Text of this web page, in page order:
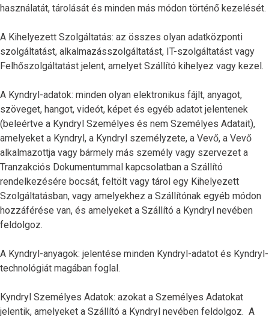
használatát, tárolását és minden más módon történő kezelését.
A Kihelyezett Szolgáltatás: az összes olyan adatközponti
szolgáltatást, alkalmazásszolgáltatást, IT-szolgáltatást vagy
Felhőszolgáltatást jelent, amelyet Szállító kihelyez vagy kezel.
A Kyndryl-adatok: minden olyan elektronikus fájlt, anyagot,
szöveget, hangot, videót, képet és egyéb adatot jelentenek
(beleértve a Kyndryl Személyes és nem Személyes Adatait),
amelyeket a Kyndryl, a Kyndryl személyzete, a Vevő, a Vevő
alkalmazottja vagy bármely más személy vagy szervezet a
Tranzakciós Dokumentummal kapcsolatban a Szállító
rendelkezésére bocsát, feltölt vagy tárol egy Kihelyezett
Szolgáltatásban, vagy amelyekhez a Szállítónak egyéb módon
hozzáférése van, és amelyeket a Szállító a Kyndryl nevében
feldolgoz.
A Kyndryl-anyagok: jelentése minden Kyndryl-adatot és Kyndryl-
technológiát magában foglal.
Kyndryl Személyes Adatok: azokat a Személyes Adatokat
jelentik, amelyeket a Szállító a Kyndryl nevében feldolgoz. A